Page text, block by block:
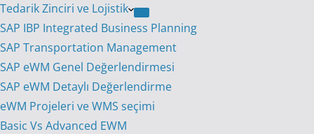
Tedarik Zinciri ve Lojistik
SAP IBP Integrated Business Planning
SAP Transportation Management
SAP eWM Genel Değerlendirmesi
SAP eWM Detaylı Değerlendirme
eWM Projeleri ve WMS seçimi
Basic Vs Advanced EWM